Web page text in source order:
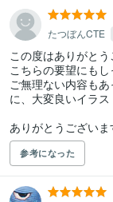
たつぼんCTE
この度はありがとう
こちらの要望にもし
ご無理ない内容も
に、大変良いイラス
ありがとうございま
参考になった